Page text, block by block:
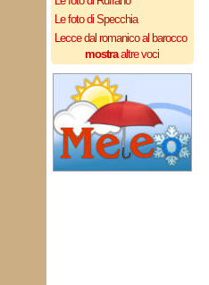
Le foto di Specchia
Lecce dal romanico al barocco
mostraaltre voci